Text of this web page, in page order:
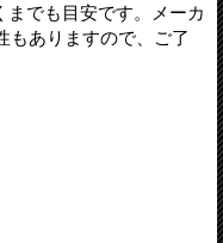
までも目安です。メーカ
もありますので、ご了